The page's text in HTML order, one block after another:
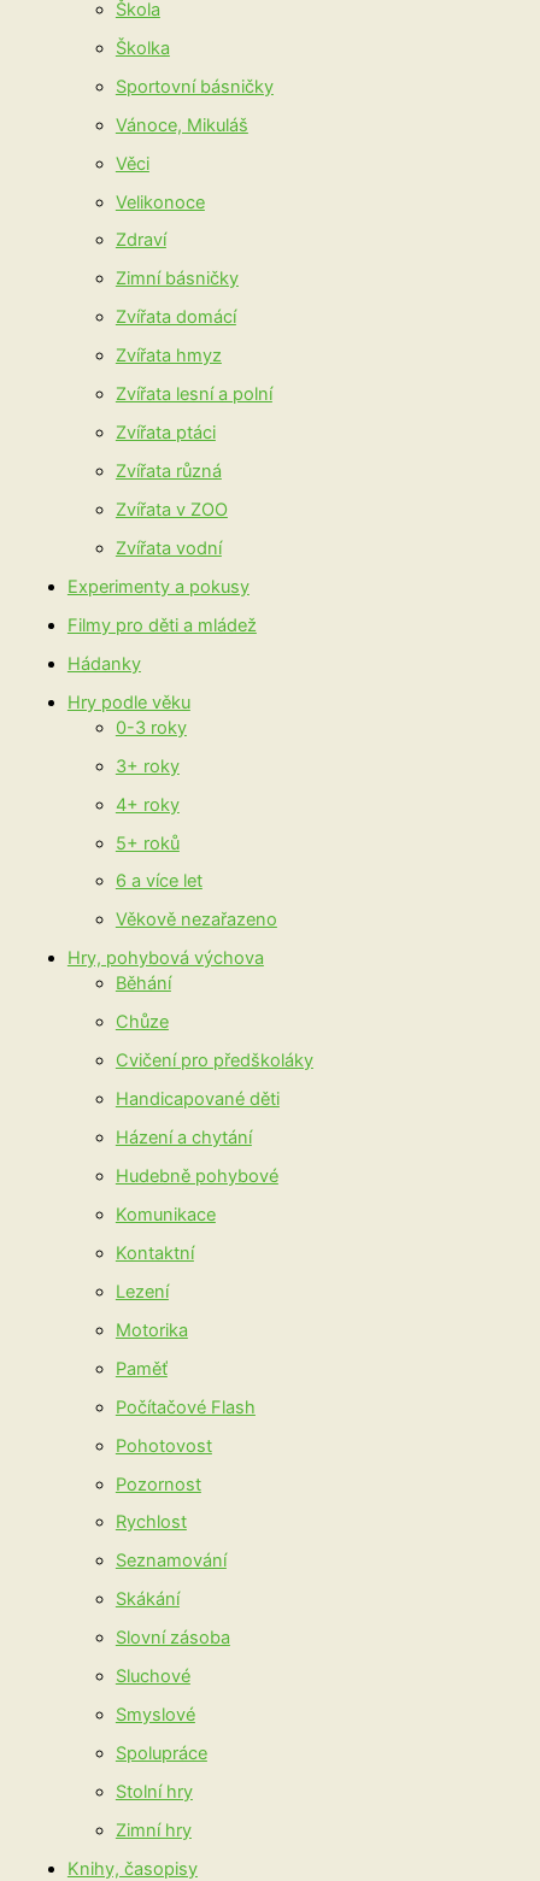
Škola
Školka
Sportovní básničky
Vánoce, Mikuláš
Věci
Velikonoce
Zdraví
Zimní básničky
Zvířata domácí
Zvířata hmyz
Zvířata lesní a polní
Zvířata ptáci
Zvířata různá
Zvířata v ZOO
Zvířata vodní
Experimenty a pokusy
Filmy pro děti a mládež
Hádanky
Hry podle věku
0-3 roky
3+ roky
4+ roky
5+ roků
6 a více let
Věkově nezařazeno
Hry, pohybová výchova
Běhání
Chůze
Cvičení pro předškoláky
Handicapované děti
Házení a chytání
Hudebně pohybové
Komunikace
Kontaktní
Lezení
Motorika
Paměť
Počítačové Flash
Pohotovost
Pozornost
Rychlost
Seznamování
Skákání
Slovní zásoba
Sluchové
Smyslové
Spolupráce
Stolní hry
Zimní hry
Knihy, časopisy